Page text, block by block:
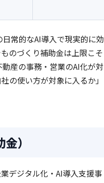
常的なAI導入で現実的に効
のづくり補助金は上限こそ
産の事務・営業のAI化が対
の使い方が対象に入るか」
）
デジタル化・AI導入支援事